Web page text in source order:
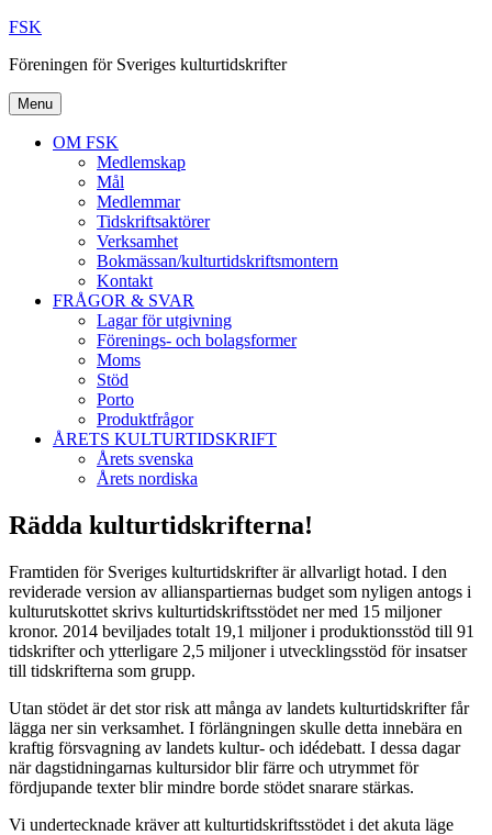
Skip
content
FSK
Föreningen för Sveriges kulturtidskrifter
Menu
OM FSK
Medlemskap
Mål
Medlemmar
Tidskriftsaktörer
Verksamhet
Bokmässan/kulturtidskriftsmontern
Kontakt
FRÅGOR & SVAR
Lagar för utgivning
Förenings- och bolagsformer
Moms
Stöd
Porto
Produktfrågor
ÅRETS KULTURTIDSKRIFT
Årets svenska
Årets nordiska
Rädda kulturtidskrifterna!
Framtiden för Sveriges kulturtidskrifter är allvarligt hotad. I den
reviderade version av allianspartiernas budget som nyligen antogs i
kulturutskottet skrivs kulturtidskriftsstödet ner med 15 miljoner
kronor. 2014 beviljades totalt 19,1 miljoner i produktionsstöd till 91
tidskrifter och ytterligare 2,5 miljoner i utvecklingsstöd för insatser
till tidskrifterna som grupp.
Utan stödet är det stor risk att många av landets kulturtidskrifter får
lägga ner sin verksamhet. I förlängningen skulle detta innebära en
kraftig försvagning av landets kultur- och idédebatt. I dessa dagar
när dagstidningarnas kultursidor blir färre och utrymmet för
fördjupande texter blir mindre borde stödet snarare stärkas.
Vi undertecknade kräver att kulturtidskriftsstödet i det akuta läge